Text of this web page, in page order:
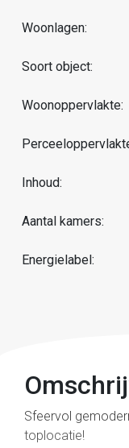
Woonlagen:
Soort object:
Woonoppervlakte:
Inhoud:
Aantal kamers:
Energielabel:
Sfeervol
toplocatie!